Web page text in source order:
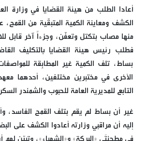
أعادا الطلب من هيئة القضايا في وزارة
الكشف ومعاينة الكمية المتبقّية من القمح،
منها مصاب بتكتل وتعفّن، وجزءاً آخر قابل
فطلب رئيس هيئة القضايا بالتكليف
بساط، تلف الكمية غير المطابِقة
الأخرى في مختبرين مختلفين، أحدهما
التابع للمديرية العامة للحبوب والشمندر
غير أن بساط لم يقم بتلف القمح الفاسد،
إليه أن مراقبي وزارته أعادوا الكشف على